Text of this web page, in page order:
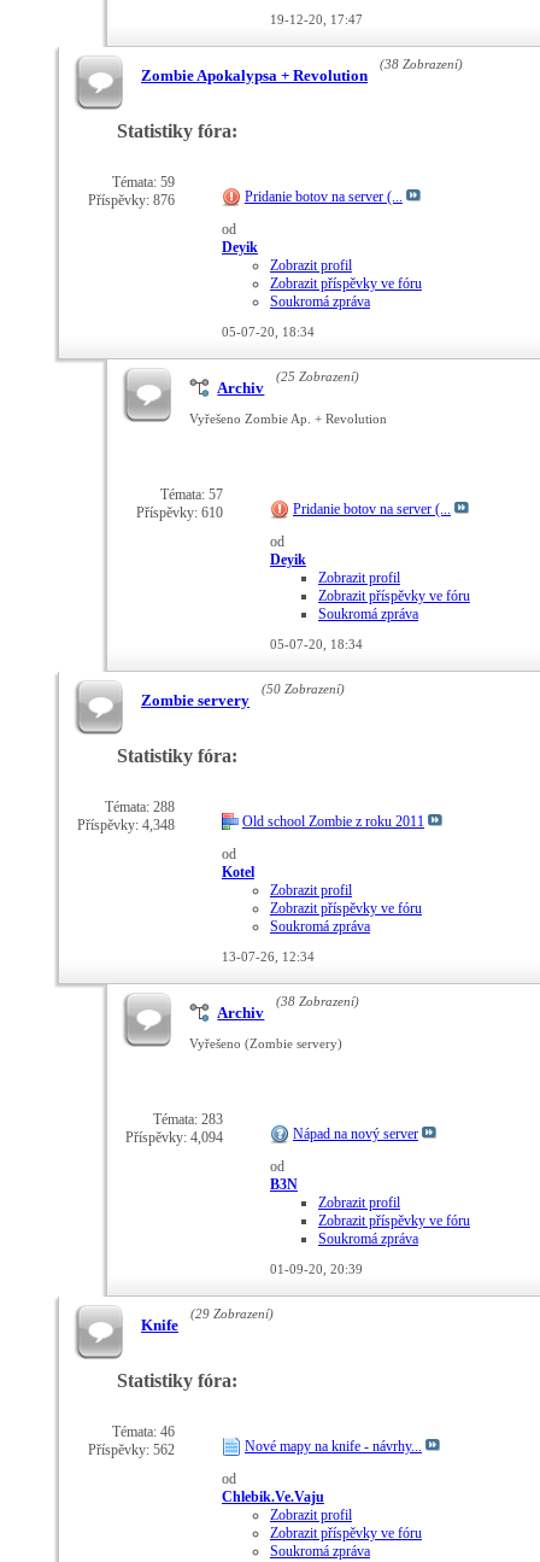
19-12-20, 17:47
Zombie Apokalypsa + Revolution
(38 Zobrazení)
Statistiky fóra:
Témata: 59
Příspěvky: 876
Pridanie botov na server (...
od
Deyik
Zobrazit profil
Zobrazit příspěvky ve fóru
Soukromá zpráva
05-07-20, 18:34
Archiv
(25 Zobrazení)
Vyřešeno Zombie Ap. + Revolution
Témata: 57
Příspěvky: 610
Pridanie botov na server (...
od
Deyik
Zobrazit profil
Zobrazit příspěvky ve fóru
Soukromá zpráva
05-07-20, 18:34
Zombie servery
(50 Zobrazení)
Statistiky fóra:
Témata: 288
Příspěvky: 4,348
Old school Zombie z roku 2011
od
Kotel
Zobrazit profil
Zobrazit příspěvky ve fóru
Soukromá zpráva
13-07-26, 12:34
Archiv
(38 Zobrazení)
Vyřešeno (Zombie servery)
Témata: 283
Příspěvky: 4,094
Nápad na nový server
od
B3N
Zobrazit profil
Zobrazit příspěvky ve fóru
Soukromá zpráva
01-09-20, 20:39
Knife
(29 Zobrazení)
Statistiky fóra:
Témata: 46
Příspěvky: 562
Nové mapy na knife - návrhy...
od
Chlebik.Ve.Vaju
Zobrazit profil
Zobrazit příspěvky ve fóru
Soukromá zpráva